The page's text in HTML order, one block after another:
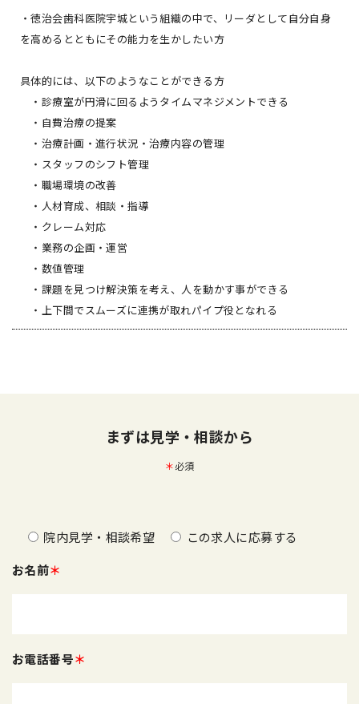
・徳治会歯科医院宇城という組織の中で、リーダとして自分自身
を高めるとともにその能力を生かしたい方
具体的には、以下のようなことができる方
・診療室が円滑に回るようタイムマネジメントできる
・自費治療の提案
・治療計画・進行状況・治療内容の管理
・スタッフのシフト管理
・職場環境の改善
・人材育成、相談・指導
・クレーム対応
・業務の企画・運営
・数値管理
・課題を見つけ解決策を考え、人を動かす事ができる
・上下間でスムーズに連携が取れパイプ役となれる
まずは見学・相談から
＊必須
院内見学・相談希望
この求人に応募する
お名前＊
お電話番号＊